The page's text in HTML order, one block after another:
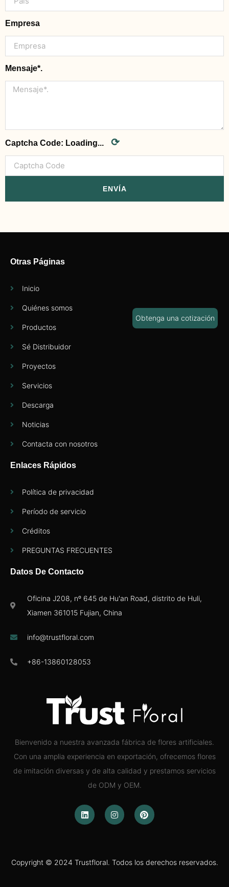
Empresa
Mensaje*.
Captcha Code: Loading... ⟳
ENVÍA
Bienvenido a nuestra avanzada fábrica de flores artificiales.
Con una amplia experiencia en exportación, ofrecemos flores
de imitación diversas y de alta calidad y prestamos servicios
de ODM y OEM.
Copyright © 2024 Trustfloral. Todos los derechos reservados.
Otras Páginas
Inicio
Quiénes somos
Productos
Sé Distribuidor
Proyectos
Servicios
Descarga
Noticias
Contacta con nosotros
Enlaces Rápidos
Política de privacidad
Período de servicio
Créditos
PREGUNTAS FRECUENTES
Datos De Contacto
Oficina J208, nº 645 de Hu'an Road, distrito de Huli,
Xiamen 361015 Fujian, China
info@trustfloral.com
+86-13860128053
Obtenga una cotización